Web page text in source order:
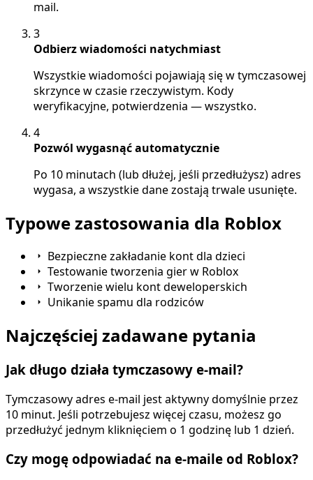
mail.
3
Odbierz wiadomości natychmiast
Wszystkie wiadomości pojawiają się w tymczasowej
skrzynce w czasie rzeczywistym. Kody
weryfikacyjne, potwierdzenia — wszystko.
4
Pozwól wygasnąć automatycznie
Po 10 minutach (lub dłużej, jeśli przedłużysz) adres
wygasa, a wszystkie dane zostają trwale usunięte.
Typowe zastosowania dla Roblox
Bezpieczne zakładanie kont dla dzieci
Testowanie tworzenia gier w Roblox
Tworzenie wielu kont deweloperskich
Unikanie spamu dla rodziców
Najczęściej zadawane pytania
Jak długo działa tymczasowy e-mail?
Tymczasowy adres e-mail jest aktywny domyślnie przez
10 minut. Jeśli potrzebujesz więcej czasu, możesz go
przedłużyć jednym kliknięciem o 1 godzinę lub 1 dzień.
Czy mogę odpowiadać na e-maile od Roblox?